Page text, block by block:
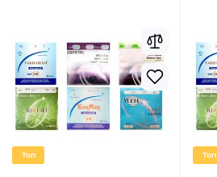
Топ Топ